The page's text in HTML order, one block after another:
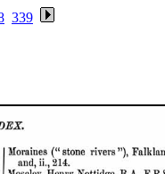
339